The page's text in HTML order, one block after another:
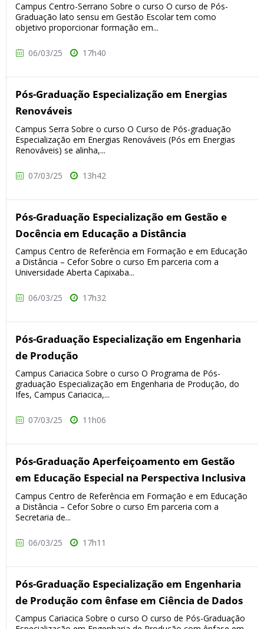
Campus Centro-Serrano Sobre o curso O curso de Pós-
Graduação lato sensu em Gestão Escolar tem como
objetivo proporcionar formação em...
06/03/25 17h40
Pós-Graduação Especialização em Energias
Renováveis
Campus Serra Sobre o curso O Curso de Pós-graduação
Especialização em Energias Renováveis (Pós em Energias
Renováveis) se alinha,...
07/03/25 13h42
Pós-Graduação Especialização em Gestão e
Docência em Educação a Distância
Campus Centro de Referência em Formação e em Educação
a Distância – Cefor Sobre o curso Em parceria com a
Universidade Aberta Capixaba...
06/03/25 17h32
Pós-Graduação Especialização em Engenharia
de Produção
Campus Cariacica Sobre o curso O Programa de Pós-
graduação Especialização em Engenharia de Produção, do
Ifes, Campus Cariacica,...
07/03/25 11h06
Pós-Graduação Aperfeiçoamento em Gestão
em Educação Especial na Perspectiva Inclusiva
Campus Centro de Referência em Formação e em Educação
a Distância – Cefor Sobre o curso Em parceria com a
Secretaria de...
06/03/25 17h11
Pós-Graduação Especialização em Engenharia
de Produção com ênfase em Ciência de Dados
Campus Cariacica Sobre o curso O curso de Pós-Graduação